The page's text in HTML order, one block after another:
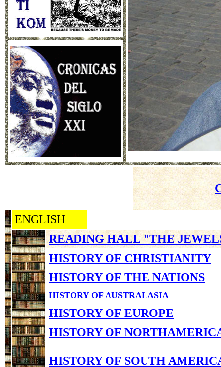
ENGLISH
READING HALL "THE
HISTORY OF CHRISTIANITY
HISTORY OF THE NATIONS
HISTORY OF AUSTRALASIA
HISTORY OF EUROPE
HISTORY OF
HISTORY OF SOUTH